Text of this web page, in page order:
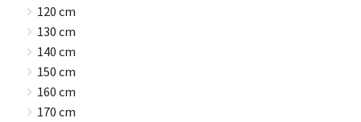
120 cm
130 cm
140 cm
150 cm
160 cm
170 cm